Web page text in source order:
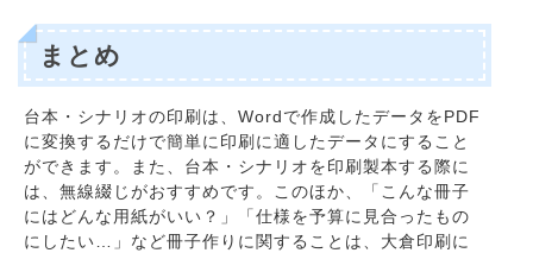
まとめ
台本・シナリオの印刷は、Wordで作成したデータをPDF
に変換するだけで簡単に印刷に適したデータにすること
ができます。また、台本・シナリオを印刷製本する際に
は、無線綴じがおすすめです。このほか、「こんな冊子
にはどんな用紙がいい？」「仕様を予算に見合ったもの
にしたい…」など冊子作りに関することは、大倉印刷に